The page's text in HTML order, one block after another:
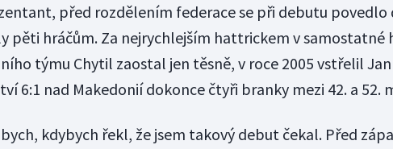
před rozdělením federace se při debutu povedlo
pěti hráčům. Za nejrychlejším hattrickem v samostatné
týmu Chytil zaostal jen těsně, v roce 2005 vstřelil
6:1 nad Makedonií dokonce čtyři branky mezi 42. a 52.
kdybych řekl, že jsem takový debut čekal. Před